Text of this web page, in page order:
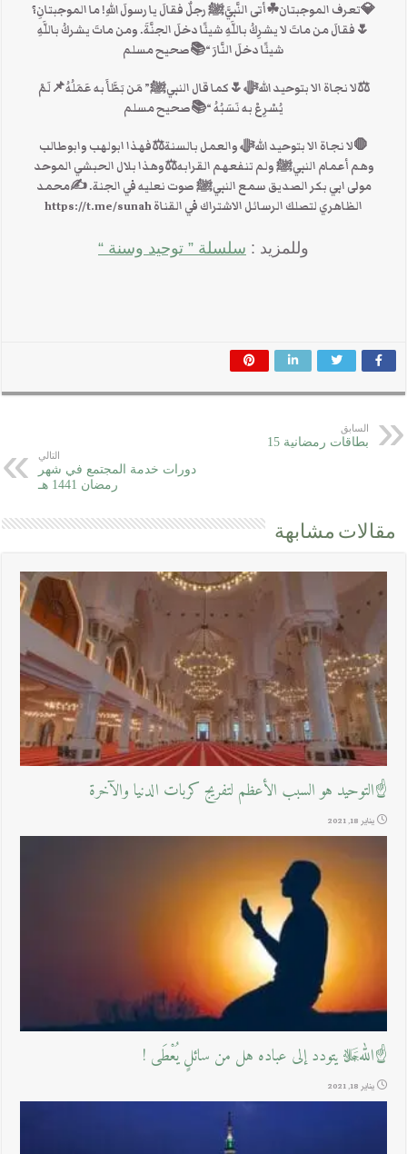
💎تعرف الموجبتان☘أتى النَّبيَّﷺ رجلٌ فقالَ يا رسولَ اللهِ! ما الموجبتانِ؟
🌷فقالَ من ماتَ لا يشرِكُ باللَّهِ شيئًا دخلَ الجنَّةَ. ومن ماتَ يشركُ باللَّهِ
شيئًا دخلَ النَّارَ “📚صحيح مسلم
⚖ﻻ نجاة الا بتوحيد اللهﷻ🌷كما قال النبيﷺ” مَن بَطَّأَ به عَمَلُهُ📌لَمْ
يُسْرِعْ به نَسَبُهُ “📚صحيح مسلم
🛑ﻻ نجاة الا بتوحيد اللهﷻ والعمل بالسنة⚖️فهذا ابولهب وابوطالب
وهم أعمام النبيﷺ ولم تنفعهم القرابه⚖️وهذا بلال الحبشي الموحد
مولى ابي بكر الصديق سمع النبيﷺ صوت نعليه في الجنة. ✍محمد
الظاهري لتصلك الرسائل الاشتراك في القناة https://t.me/sunah
وللمزيد : سلسلة ” توحيد وسنة “
السابق
بطاقات رمضانية 15
التالي
دورات خدمة المجتمع في شهر
رمضان 1441 هـ
مقالات مشابهة
☝التوحيد هو السبب الأعظم لتفريج كربات الدنيا والآخرة
يناير 18, 2021
☝اللهﷻ يتودد إلى عباده هل من سائلٍ يُعْطَى !
يناير 18, 2021